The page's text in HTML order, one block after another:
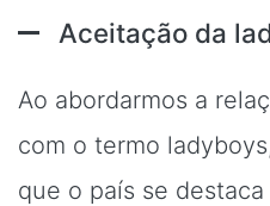
Aceitação da
Ao abordarmos a
com o termo
que o país se